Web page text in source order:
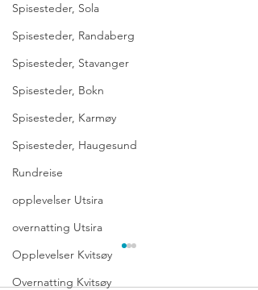
Spisesteder, Sola
Spisesteder, Randaberg
Spisesteder, Stavanger
Spisesteder, Bokn
Spisesteder, Karmøy
Spisesteder, Haugesund
Rundreise
opplevelser Utsira
overnatting Utsira
Opplevelser Kvitsøy
Overnatting Kvitsøy